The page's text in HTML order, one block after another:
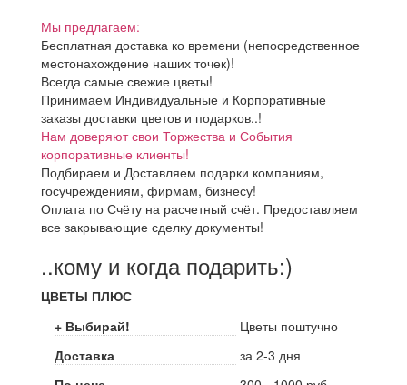
Мы предлагаем:
Бесплатная доставка ко времени (непосредственное
местонахождение наших точек)!
Всегда самые свежие цветы!
Принимаем Индивидуальные и Корпоративные
заказы доставки цветов и подарков..!
Нам доверяют свои Торжества и События
корпоративные клиенты!
Подбираем и Доставляем подарки компаниям,
госучреждениям, фирмам, бизнесу!
Оплата по Счёту на расчетный счёт. Предоставляем
все закрывающие сделку документы!
..кому и когда подарить:)
ЦВЕТЫ ПЛЮС
+ Выбирай!
Цветы поштучно
Доставка
за 2-3 дня